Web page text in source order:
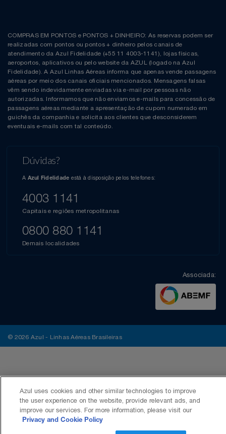
COMPRAS EM PONTOS e PONTOS + DINHEIRO: As reservas podem ser
realizadas com pontos ou pontos + dinheiro pelos canais de
atendimento da Azul Fidelidade (+55 11 4003-1141), lojas físicas,
aeroportos, aplicativos ou pelo website da AZUL (logado na Azul
Fidelidade). A Azul Linhas Aéreas informa que apenas vende passagens
aéreas por meio dos canais oficiais mencionados. Mensagens falsas
vêm sendo indevidamente enviadas via e-mail por pessoas não
autorizadas. Informamos que não enviamos e-mails para concessão de
passagens aéreas mediante a apresentação de cupom numerado em
guichês da companhia e solicita aos clientes que desconsiderem
eventuais e-mails com tal conteúdo.
Dúvidas?
A Azul Fidelidade está à disposição pelos telefones:
4003 1141
Capitais e regiões metropolitanas
0800 880 1141
Demais localidades
Associada:
© 2026 Azul - Linhas Aéreas Brasileiras
Azul uses cookies and other similar technologies to improve
the user experience on the website, provide relevant ads, and
improve our services. For more information, please visit our
Privacy and Cookie Policy